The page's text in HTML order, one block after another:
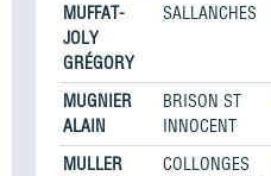
MUFFAT-
JOLY
GRÉGORY
SALLANCHES
MUGNIER
ALAIN
BRISON ST
INNOCENT
MULLER
COLLONGES